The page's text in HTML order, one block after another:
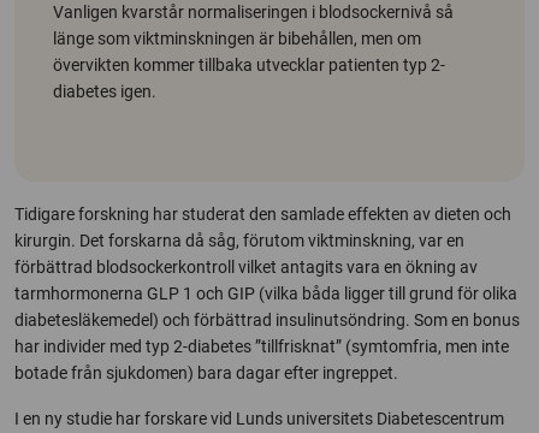
Vanligen kvarstår normaliseringen i blodsockernivå så
länge som viktminskningen är bibehållen, men om
övervikten kommer tillbaka utvecklar patienten typ 2-
diabetes igen.
Tidigare forskning har studerat den samlade effekten av dieten och
kirurgin. Det forskarna då såg, förutom viktminskning, var en
förbättrad blodsockerkontroll vilket antagits vara en ökning av
tarmhormonerna GLP 1 och GIP (vilka båda ligger till grund för olika
diabetesläkemedel) och förbättrad insulinutsöndring. Som en bonus
har individer med typ 2-diabetes ”tillfrisknat” (symtomfria, men inte
botade från sjukdomen) bara dagar efter ingreppet.
I en ny studie har forskare vid Lunds universitets Diabetescentrum